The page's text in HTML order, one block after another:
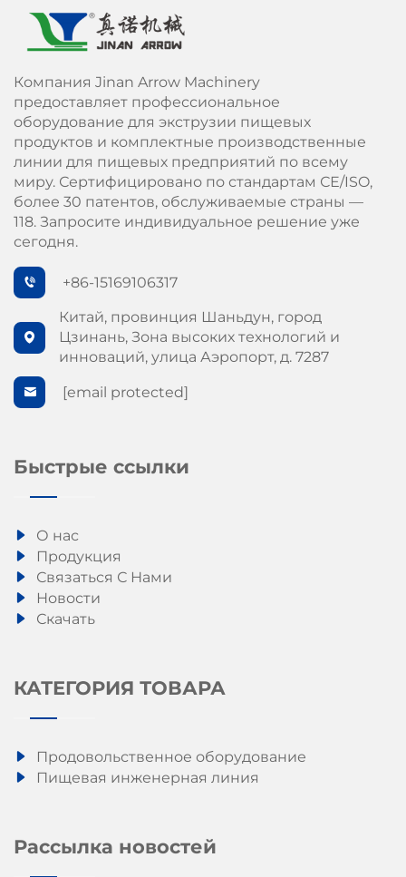
Компания Jinan Arrow Machinery
предоставляет профессиональное
оборудование для экструзии пищевых
продуктов и комплектные производственные
линии для пищевых предприятий по всему
миру. Сертифицировано по стандартам СЕ/ISO,
более 30 патентов, обслуживаемые страны —
118. Запросите индивидуальное решение уже
сегодня.
+86-15169106317
Китай, провинция Шаньдун, город
Цзинань, Зона высоких технологий и
инноваций, улица Аэропорт, д. 7287
[email protected]
Быстрые ссылки
О нас
Продукция
Связаться С Нами
Новости
Скачать
КАТЕГОРИЯ ТОВАРА
Продовольственное оборудование
Пищевая инженерная линия
Рассылка новостей